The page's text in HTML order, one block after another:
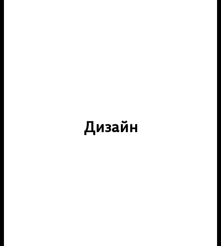
Дизайн